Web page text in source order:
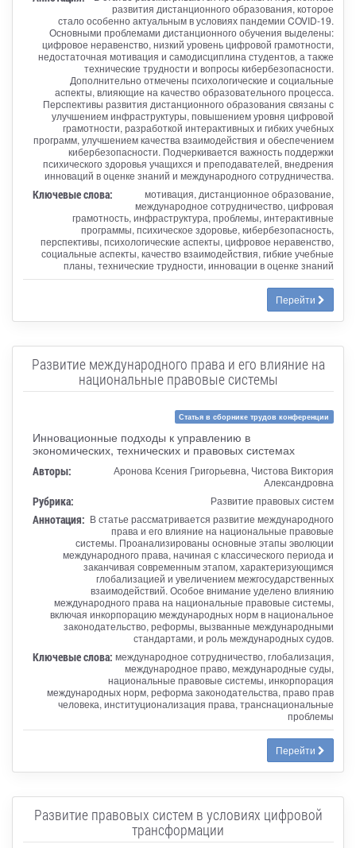
развития дистанционного образования, которое
стало особенно актуальным в условиях пандемии COVID-19.
Основными проблемами дистанционного обучения выделены:
цифровое неравенство, низкий уровень цифровой грамотности,
недостаточная мотивация и самодисциплина студентов, а также
технические трудности и вопросы кибербезопасности.
Дополнительно отмечены психологические и социальные
аспекты, влияющие на качество образовательного процесса.
Перспективы развития дистанционного образования связаны с
улучшением инфраструктуры, повышением уровня цифровой
грамотности, разработкой интерактивных и гибких учебных
программ, улучшением качества взаимодействия и обеспечением
кибербезопасности. Подчеркивается важность поддержки
психического здоровья учащихся и преподавателей, внедрения
инноваций в оценке знаний и международного сотрудничества.
Ключевые слова:
мотивация, дистанционное образование,
международное сотрудничество, цифровая
грамотность, инфраструктура, проблемы, интерактивные
программы, психическое здоровье, кибербезопасность,
перспективы, психологические аспекты, цифровое неравенство,
социальные аспекты, качество взаимодействия, гибкие учебные
планы, технические трудности, инновации в оценке знаний
Перейти
Развитие международного права и его влияние на
национальные правовые системы
Статья в сборнике трудов конференции
Инновационные подходы к управлению в
экономических, технических и правовых системах
Авторы:
Аронова Ксения Григорьевна, Чистова Виктория
Александровна
Рубрика: Развитие правовых систем
Аннотация: В статье рассматривается развитие международного
права и его влияние на национальные правовые
системы. Проанализированы основные этапы эволюции
международного права, начиная с классического периода и
заканчивая современным этапом, характеризующимся
глобализацией и увеличением межгосударственных
взаимодействий. Особое внимание уделено влиянию
международного права на национальные правовые системы,
включая инкорпорацию международных норм в национальное
законодательство, реформы, вызванные международными
стандартами, и роль международных судов.
Ключевые слова: международное сотрудничество, глобализация,
международное право, международные суды,
национальные правовые системы, инкорпорация
международных норм, реформа законодательства, право прав
человека, институционализация права, транснациональные
проблемы
Перейти
Развитие правовых систем в условиях цифровой
трансформации